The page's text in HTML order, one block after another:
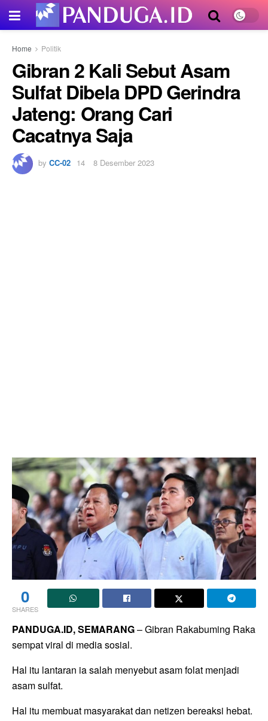
Home Politik
Gibran 2 Kali Sebut Asam
Sulfat Dibela DPD Gerindra
Jateng: Orang Cari
Cacatnya Saja
by CC-02 8 Desember 2023
0
SHARES
PANDUGA.ID, SEMARANG– Gibran Rakabuming Raka
sempat viral di media sosial.
Hal itu lantaran ia salah menyebut asam folat menjadi
asam sulfat.
Hal itu membuat masyarakat dan netizen bereaksi hebat.